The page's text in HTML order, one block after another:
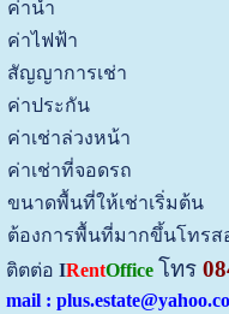
ค่าน้ำ
ค่าไฟฟ้า
สัญญาการเช่า
ค่าประกัน
ค่าเช่าล่วงหน้า
ค่าเช่าที่จอดรถ
ขนาดพื้นที่ให้เช่าเริ่มต้น
ต้องการพื้นที่มากขึ้นโทรส
ติตต่อ IRentOffice โทร
mail :